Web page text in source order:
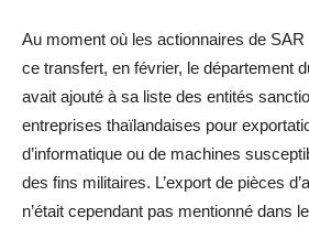
Au moment où les actionnaires de
ce transfert, en février, le département
avait ajouté à sa liste des entités
entreprises thaïlandaises pour
d’informatique ou de machines
des fins militaires. L’export de pièces
n’était cependant pas mentionné dans